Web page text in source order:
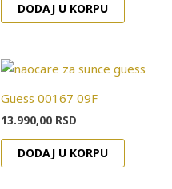
DODAJ U KORPU
Guess 00167 09F
13.990,00 RSD
DODAJ U KORPU